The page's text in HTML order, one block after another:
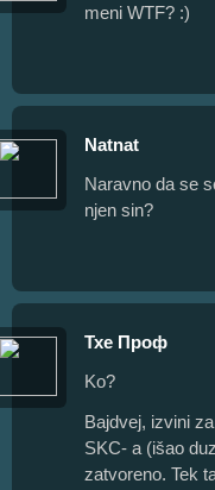
meni WTF? :)
Natnat
Naravno da se
njen sin?
Тхе Проф
Ko?
Bajdvej, izvini
SKC- a (išao
zatvoreno. Tek